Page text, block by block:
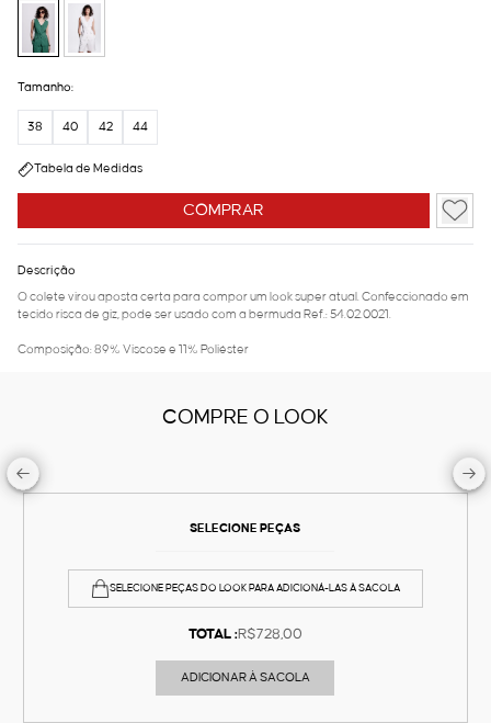
COMPRAR
Tamanho:
38 40 42 44
Tabela de Medidas
Descrição
O colete virou aposta certa para compor um look super atual. Confeccionado em
tecido risca de giz, pode ser usado com a bermuda Ref.: 54.02.0021.
Composição: 89% Viscose e 11% Poliéster
COMPRE O LOOK
SELECIONE PEÇAS
SELECIONE PEÇAS DO LOOK PARA ADICIONÁ-LAS À SACOLA
TOTAL :R$728,00
ADICIONAR À SACOLA